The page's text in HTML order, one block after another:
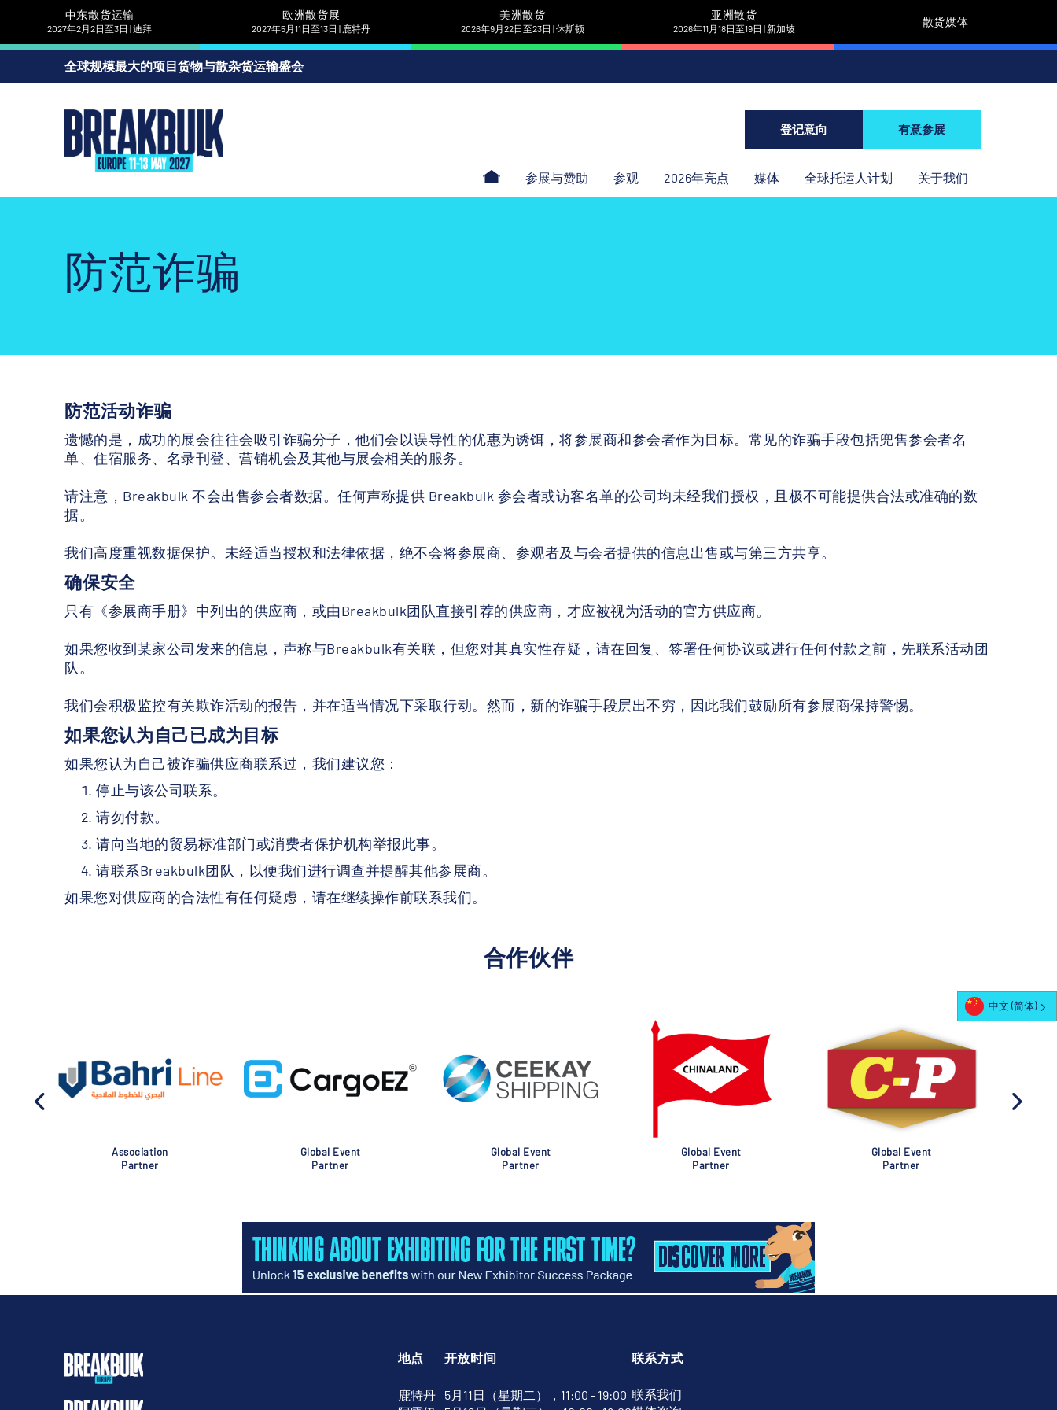
中东散货运输
2027年2月2日至3日 | 迪拜
欧洲散货展
2027年5月11日至13日 | 鹿特丹
美洲散货
2026年9月22日至23日 | 休斯顿
亚洲散货
2026年11月18日至19日 | 新加坡
散货媒体
全球规模最大的项目货物与散杂货运输盛会
登记意向 有意参展
参展与赞助 参观 2026年亮点 媒体 全球托运人计划 关于我们
防范诈骗
防范活动诈骗
遗憾的是，成功的展会往往会吸引诈骗分子，他们会以误导性的优惠为诱饵，将参展商和参会者作为目标。常见的诈骗手段包括兜售参会者名
单、住宿服务、名录刊登、营销机会及其他与展会相关的服务。
请注意，Breakbulk 不会出售参会者数据。任何声称提供 Breakbulk 参会者或访客名单的公司均未经我们授权，且极不可能提供合法或准确的数
据。
我们高度重视数据保护。未经适当授权和法律依据，绝不会将参展商、参观者及与会者提供的信息出售或与第三方共享。
确保安全
只有《参展商手册》中列出的供应商，或由Breakbulk团队直接引荐的供应商，才应被视为活动的官方供应商。
如果您收到某家公司发来的信息，声称与Breakbulk有关联，但您对其真实性存疑，请在回复、签署任何协议或进行任何付款之前，先联系活动团
队。
我们会积极监控有关欺诈活动的报告，并在适当情况下采取行动。然而，新的诈骗手段层出不穷，因此我们鼓励所有参展商保持警惕。
如果您认为自己已成为目标
如果您认为自己被诈骗供应商联系过，我们建议您：
停止与该公司联系。
请勿付款。
请向当地的贸易标准部门或消费者保护机构举报此事。
请联系Breakbulk团队，以便我们进行调查并提醒其他参展商。
如果您对供应商的合法性有任何疑虑，请在继续操作前联系我们。
合作伙伴
Association
Partner
Global Event
Partner
Global Event
Partner
Global Event
Partner
Global Event
Partner
地点
鹿特丹
开放时间
5月11日（星期二），11:00 - 19:00
联系方式
联系我们
中文 (简体)